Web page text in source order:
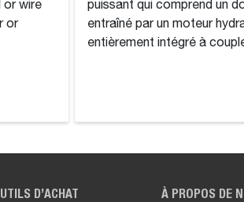
or wire
or
puissant qui comprend un
entraîné par un moteur
entièrement intégré à
D’ACHAT À PROPOS DE